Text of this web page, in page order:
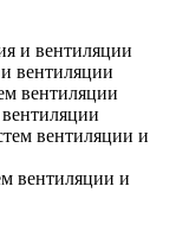
вентиляции
вентиляции и